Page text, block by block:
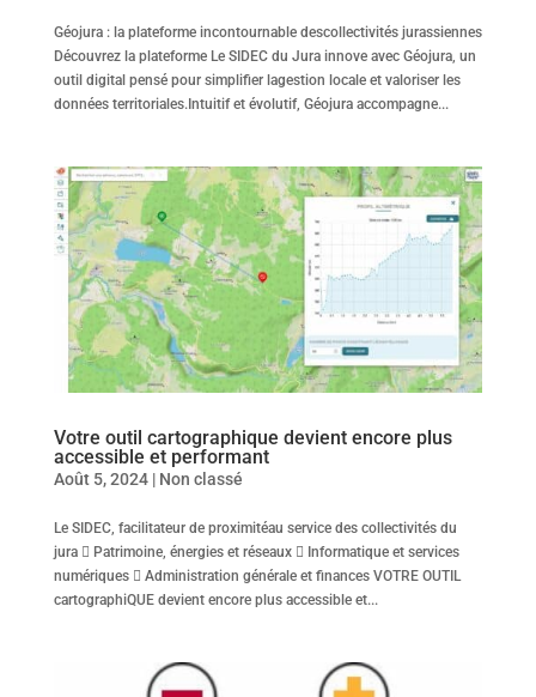
Géojura : la plateforme incontournable descollectivités jurassiennes
Découvrez la plateforme Le SIDEC du Jura innove avec Géojura, un
outil digital pensé pour simplifier lagestion locale et valoriser les
données territoriales.Intuitif et évolutif, Géojura accompagne...
Votre outil cartographique devient encore plus
accessible et performant
Août 5, 2024| Non classé
Le SIDEC, facilitateur de proximitéau service des collectivités du
jura  Patrimoine, énergies et réseaux  Informatique et services
numériques  Administration générale et finances VOTRE OUTIL
cartographiQUE devient encore plus accessible et...